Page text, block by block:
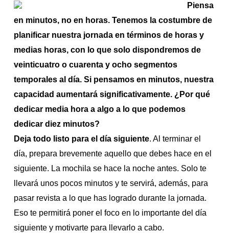
Piensa
en minutos, no en horas. Tenemos la costumbre de
planificar nuestra jornada en términos de horas y
medias horas, con lo que solo dispondremos de
veinticuatro o cuarenta y ocho segmentos
temporales al día. Si pensamos en minutos, nuestra
capacidad aumentará significativamente. ¿Por qué
dedicar media hora a algo a lo que podemos
dedicar diez minutos?
Deja todo listo para el día siguiente. Al terminar el
día, prepara brevemente aquello que debes hace en el
siguiente. La mochila se hace la noche antes. Solo te
llevará unos pocos minutos y te servirá, además, para
pasar revista a lo que has logrado durante la jornada.
Eso te permitirá poner el foco en lo importante del día
siguiente y motivarte para llevarlo a cabo.